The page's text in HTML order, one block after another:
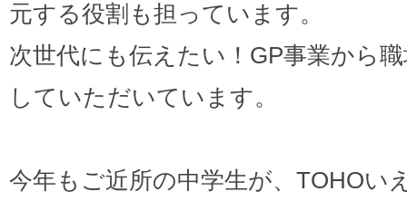
元する役割も担っています。
次世代にも伝えたい！GP事業から
していただいています。
今年もご近所の中学生が、TOHOい